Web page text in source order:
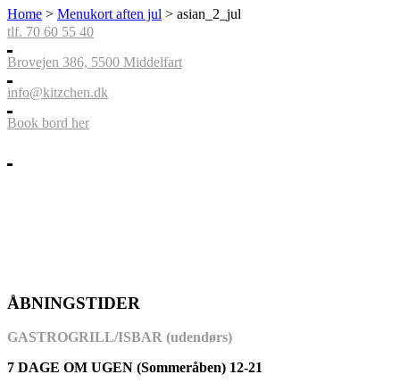
Home > Menukort aften jul > asian_2_jul
tlf. 70 60 55 40
Brovejen 386, 5500 Middelfart
info@kitzchen.dk
Book bord her
ÅBNINGSTIDER
GASTROGRILL/ISBAR (udendørs)
7 DAGE OM UGEN (Sommeråben) 12-21